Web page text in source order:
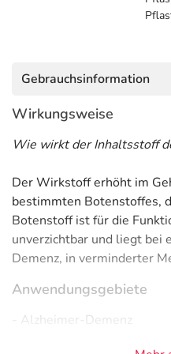
Gebrauchsinformation
Wirkungsweise
Wie wirkt der Inhaltsstoff
Der Wirkstoff erhöht im
bestimmten Botenstoffes,
Botenstoff ist für die
unverzichtbar und liegt bei
Demenz, in verminderter
Anwendungsgebiete
- Alzheimer-Demenz